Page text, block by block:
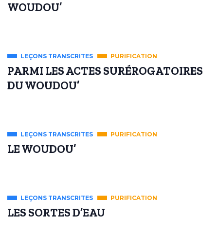
WOUDOU’
LEÇONS TRANSCRITES PURIFICATION
PARMI LES ACTES SURÉROGATOIRES
DU WOUDOU’
LEÇONS TRANSCRITES PURIFICATION
LE WOUDOU’
LEÇONS TRANSCRITES PURIFICATION
LES SORTES D’EAU